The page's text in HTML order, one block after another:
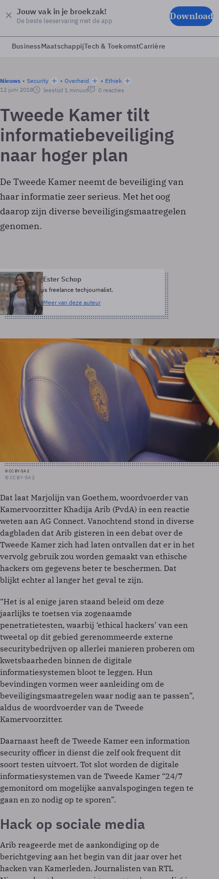
Jouw vak in je broekzak!
De beste leeservaring met de app Download
BusinessMaatschappijTech & ToekomstCarrière
Nieuws Security Overheid
Ethiek
12 juni 2018
leestijd 1 minuut 0 reacties
Tweede Kamer tilt
informatiebeveiliging
naar hoger plan
De Tweede Kamer neemt de beveiliging van
haar informatie zeer serieus. Met het oog
daarop zijn diverse beveiligingsmaatregelen
genomen.
Ester Schop
is freelance techjournalist.
Meer van deze auteur
© CC BY-SA 2
© CC BY-SA 2
Dat laat Marjolijn van Goethem, woordvoerder van
Kamervoorzitter Khadija Arib (PvdA) in een reactie
weten aan AG Connect. Vanochtend stond in diverse
dagbladen dat Arib gisteren in een debat over de
Tweede Kamer zich had laten ontvallen dat er in het
vervolg gebruik zou worden gemaakt van ethische
hackers om gegevens beter te beschermen. Dat
blijkt echter al langer het geval te zijn.
“Het is al enige jaren staand beleid om deze
jaarlijks te toetsen via zogenaamde
penetratietesten, waarbij ‘ethical hackers’ van een
tweetal op dit gebied gerenommeerde externe
securitybedrijven op allerlei manieren proberen om
kwetsbaarheden binnen de digitale
informatiesystemen bloot te leggen. Hun
bevindingen vormen weer aanleiding om de
beveiligingsmaatregelen waar nodig aan te passen”,
aldus de woordvoerder van de Tweede
Kamervoorzitter.
Daarnaast heeft de Tweede Kamer een information
security officer in dienst die zelf ook frequent dit
soort testen uitvoert. Tot slot worden de digitale
informatiesystemen van de Tweede Kamer “24/7
gemonitord om mogelijke aanvalspogingen tegen te
gaan en zo nodig op te sporen”.
Hack op sociale media
Arib reageerde met de aankondiging op de
berichtgeving aan het begin van dit jaar over het
hacken van Kamerleden. Journalisten van RTL